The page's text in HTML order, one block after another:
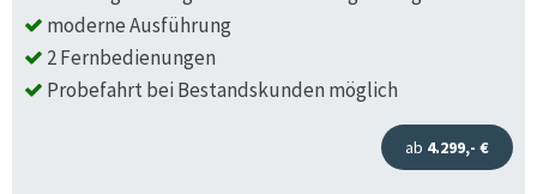
moderne Ausführung
2 Fernbedienungen
Probefahrt bei Bestandskunden möglich
ab 4.299,- €